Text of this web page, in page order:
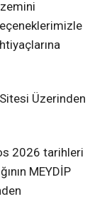
Üzerinden
2026 tarihleri
MEYDİP